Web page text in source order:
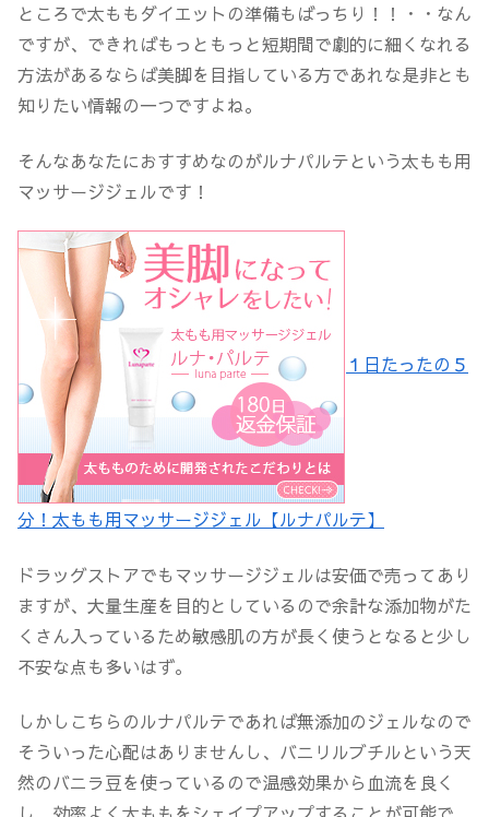
ところで太ももダイエットの準備もばっちり！！・・なん
ですが、できればもっともっと短期間で劇的に細くなれる
方法があるならば美脚を目指している方であれな是非とも
知りたい情報の一つですよね。
そんなあなたにおすすめなのがルナパルテという太もも用
マッサージジェルです！
１日たったの５
分！太もも用マッサージジェル【ルナパルテ】
ドラッグストアでもマッサージジェルは安価で売ってあり
ますが、大量生産を目的としているので余計な添加物がた
くさん入っているため敏感肌の方が長く使うとなると少し
不安な点も多いはず。
しかしこちらのルナパルテであれば無添加のジェルなので
そういった心配はありませんし、バニリルブチルという天
然のバニラ豆を使っているので温感効果から血流を良く